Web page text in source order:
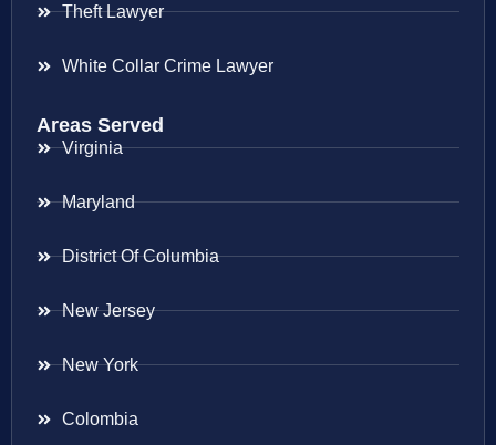
Theft Lawyer
White Collar Crime Lawyer
Areas Served
Virginia
Maryland
District Of Columbia
New Jersey
New York
Colombia